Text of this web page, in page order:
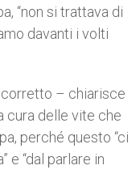
“non si trattava di
davanti i volti
corretto – chiarisce
cura delle vite che
perché questo “ci
e “dal parlare in